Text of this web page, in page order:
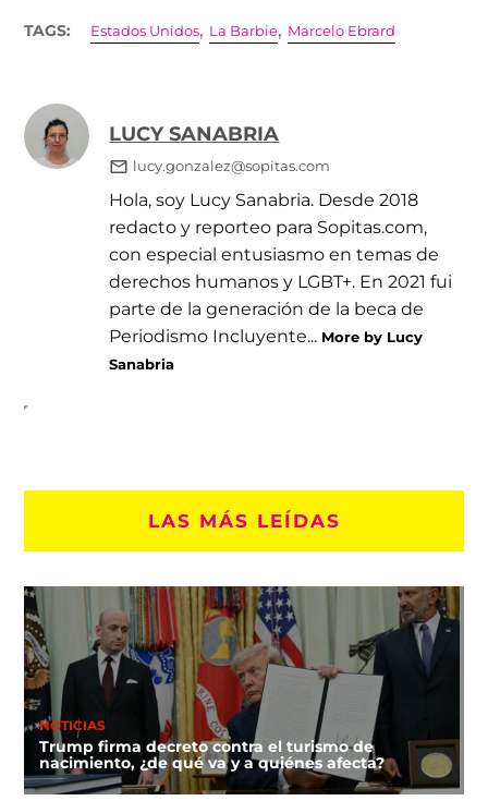
TAGS: Estados Unidos, La Barbie, Marcelo Ebrard
LUCY SANABRIA
lucy.gonzalez@sopitas.com
Hola, soy Lucy Sanabria. Desde 2018
redacto y reporteo para Sopitas.com,
con especial entusiasmo en temas de
derechos humanos y LGBT+. En 2021 fui
parte de la generación de la beca de
Periodismo Incluyente... More by Lucy
Sanabria
LAS MÁS LEÍDAS
NOTICIAS
Trump firma decreto contra el turismo de
nacimiento, ¿de qué va y a quiénes afecta?